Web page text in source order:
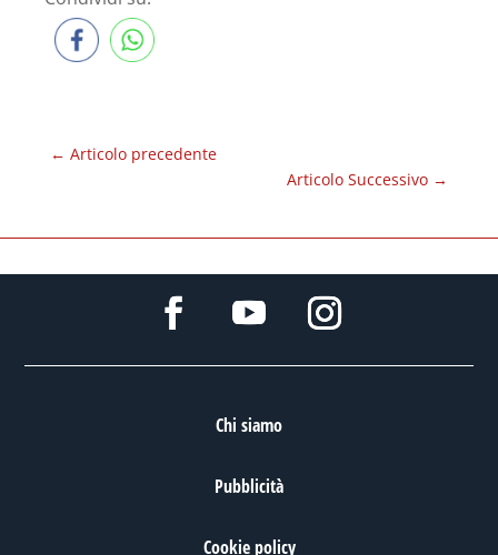
← Articolo precedente
Articolo Successivo →
Chi siamo
Pubblicità
Cookie policy